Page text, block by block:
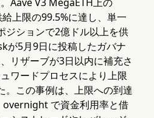
上限の99.5%に達し、単一
ジションで2億ドル以上を供
が5月9日に投稿したガバナ
リザーブが3日以内に補充さ
ワードプロセスにより上限
。この事例は、上限への到達
overnight で資金利用率と借